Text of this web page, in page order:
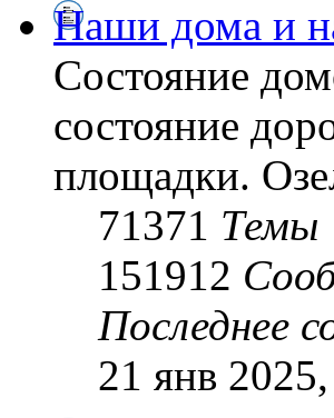
Наши дома и
Состояние
состояние
площадки.
71371 Темы
151912
Последнее
21 янв